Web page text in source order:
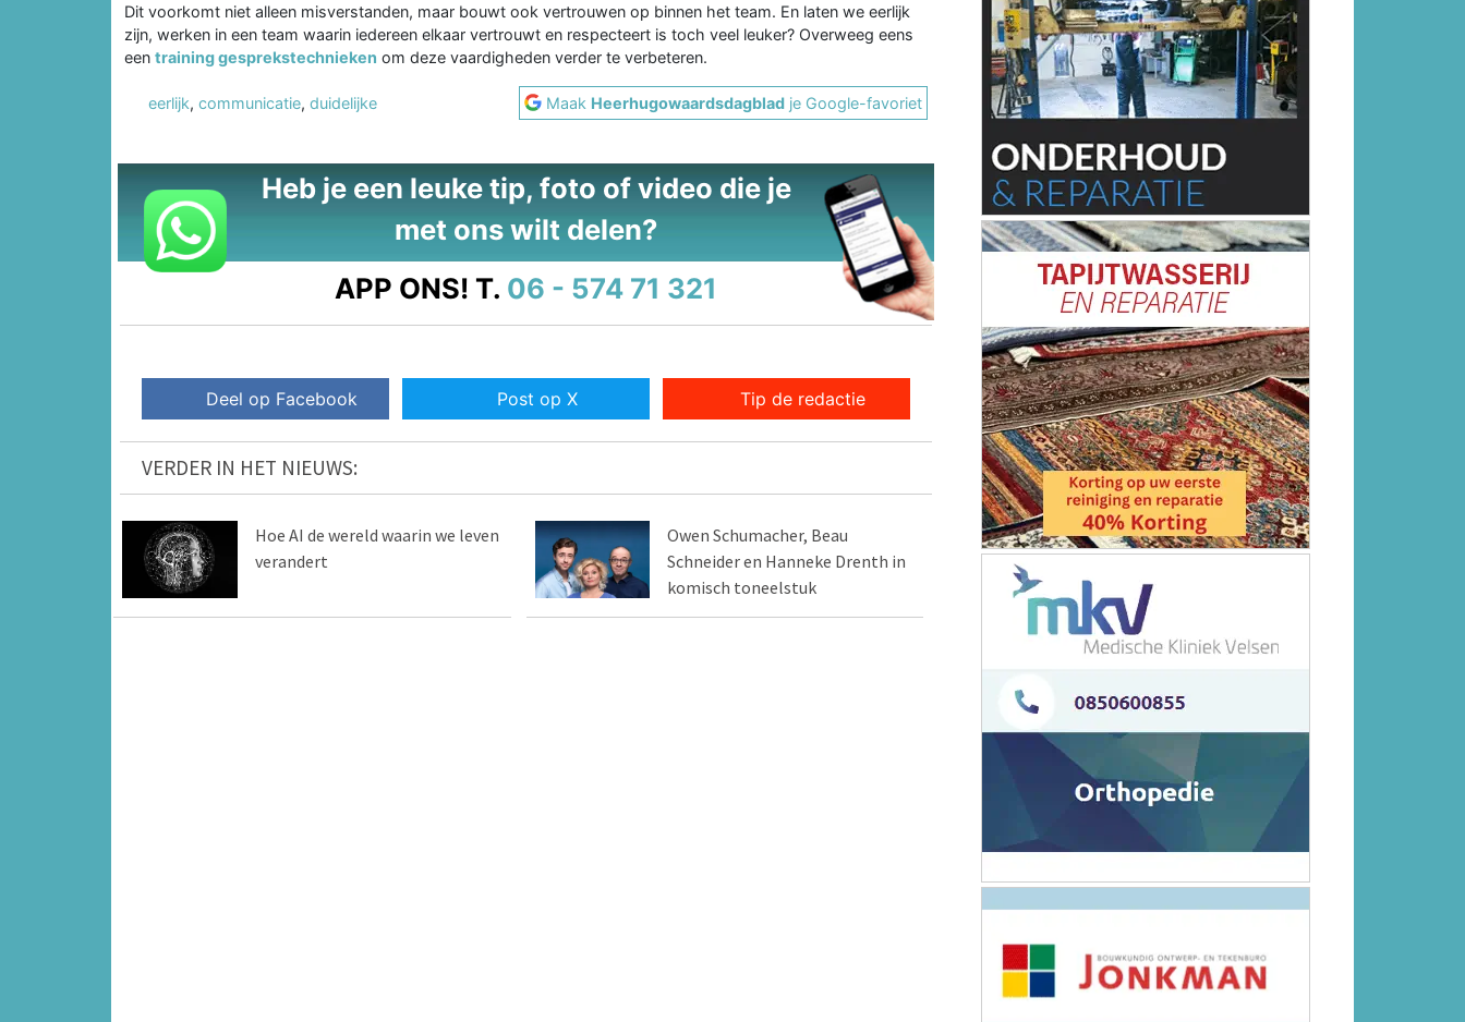
Dit voorkomt niet alleen misverstanden, maar bouwt ook vertrouwen op binnen het team. En laten we eerlijk
zijn, werken in een team waarin iedereen elkaar vertrouwt en respecteert is toch veel leuker? Overweeg eens
een training gesprekstechnieken om deze vaardigheden verder te verbeteren.
eerlijk, communicatie, duidelijke Maak Heerhugowaardsdagblad je Google-favoriet
Heb je een leuke tip, foto of video die je
met ons wilt delen?
APP ONS! T. 06 - 574 71 321
Deel op Facebook Post op X Tip de redactie
VERDER IN HET NIEUWS:
Hoe AI de wereld waarin we leven
verandert
Owen Schumacher, Beau
Schneider en Hanneke Drenth in
komisch toneelstuk